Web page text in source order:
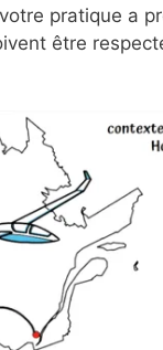
pratique a
être